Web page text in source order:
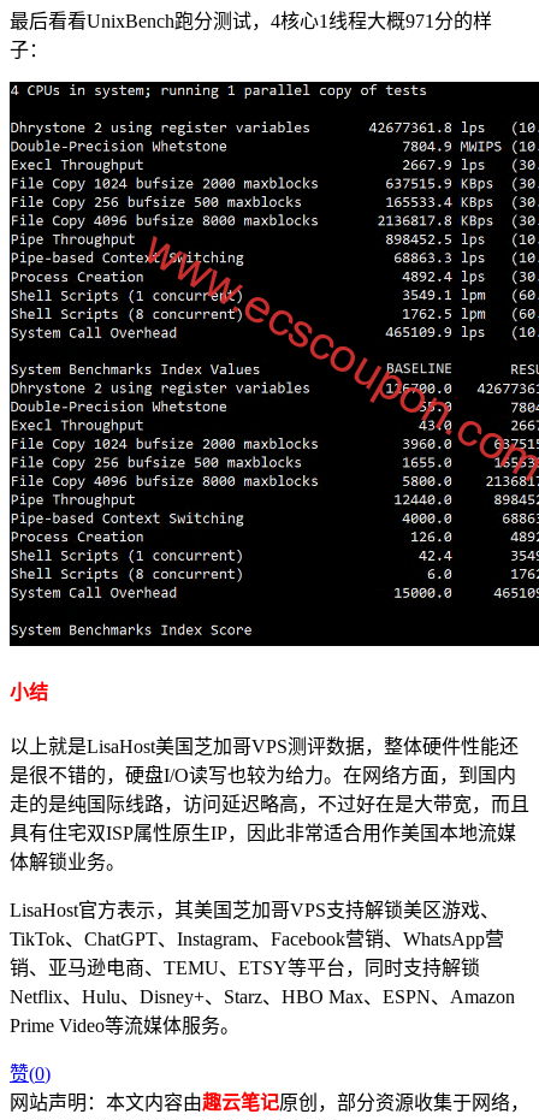
最后看看UnixBench跑分测试，4核心1线程大概971分的样
子：
小结
以上就是LisaHost美国芝加哥VPS测评数据，整体硬件性能还
是很不错的，硬盘I/O读写也较为给力。在网络方面，到国内
走的是纯国际线路，访问延迟略高，不过好在是大带宽，而且
具有住宅双ISP属性原生IP，因此非常适合用作美国本地流媒
体解锁业务。
LisaHost官方表示，其美国芝加哥VPS支持解锁美区游戏、
TikTok、ChatGPT、Instagram、Facebook营销、WhatsApp营
销、亚马逊电商、TEMU、ETSY等平台，同时支持解锁
Netflix、Hulu、Disney+、Starz、HBO Max、ESPN、Amazon
Prime Video等流媒体服务。
赞(0)
网站声明：本文内容由趣云笔记原创，部分资源收集于网络，